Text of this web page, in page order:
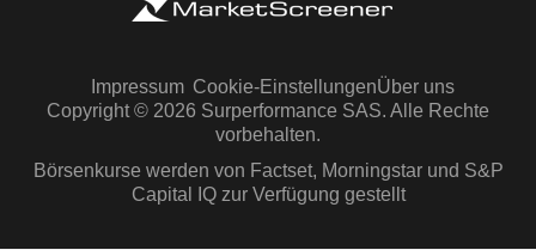
Impressum Cookie-EinstellungenÜber uns
Copyright © 2026 Surperformance SAS. Alle Rechte
vorbehalten.
Börsenkurse werden von Factset, Morningstar und S&P
Capital IQ zur Verfügung gestellt